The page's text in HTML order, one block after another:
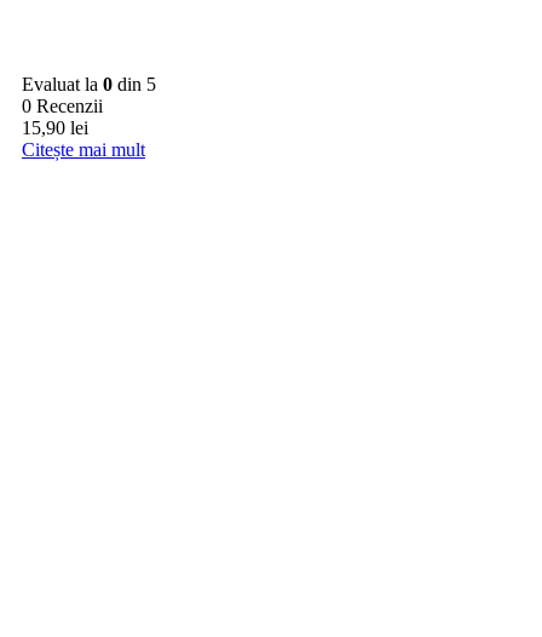
Evaluat la 0 din 5
0 Recenzii
15,90 lei
Citește mai mult